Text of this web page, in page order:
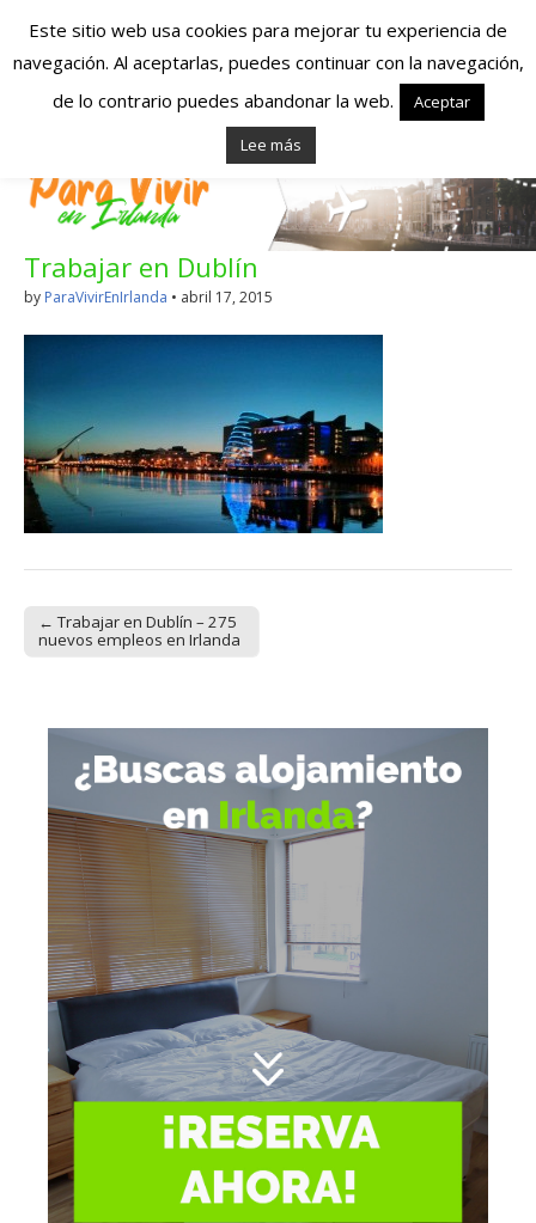
Españoles en
Irlanda – Vivir en
Irlanda – Trabajo
en Irlanda –
Alojamiento en
Irlanda
Blog dedicado a los que viven, estudian y trabajan en
Irlanda!
Trabajar en Dublín
by ParaVivirEnIrlanda • abril 17, 2015
Post navigation
← Trabajar en Dublín – 275
nuevos empleos en Irlanda
Este sitio web usa cookies para mejorar tu experiencia de
navegación. Al aceptarlas, puedes continuar con la navegación,
de lo contrario puedes abandonar la web.
Aceptar
Lee más